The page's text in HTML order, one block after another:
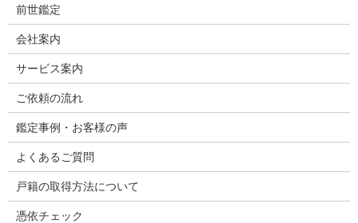
前世鑑定
会社案内
サービス案内
ご依頼の流れ
鑑定事例・お客様の声
よくあるご質問
戸籍の取得方法について
憑依チェック